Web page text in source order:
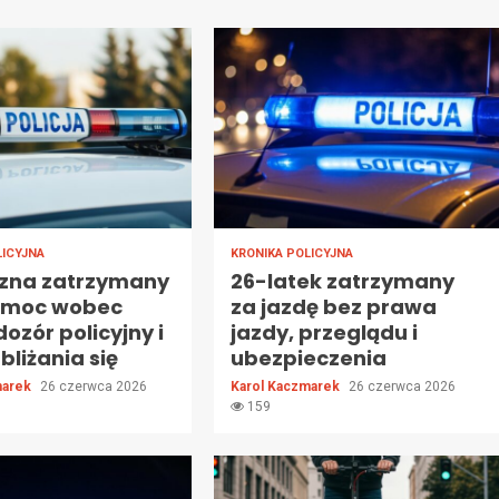
zatrzymany
wobec
policyjny i
się
26 czerwca 2026
KRONIKA POLICYJNA
26-latek zatrzymany
za jazdę bez prawa
jazdy, przeglądu i
ubezpieczenia
Karol Kaczmarek
26 czerwca 2026
159